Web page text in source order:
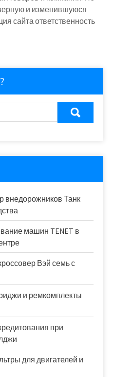
и изменившуюся
сайта ответственность
Танк
машин TENET в
Вэй семь с
и ремкомплекты
при
для двигателей и